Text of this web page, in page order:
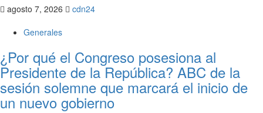
agosto 7, 2026
cdn24
Generales
¿Por qué el Congreso posesiona al
Presidente de la República? ABC de la
sesión solemne que marcará el inicio de
un nuevo gobierno